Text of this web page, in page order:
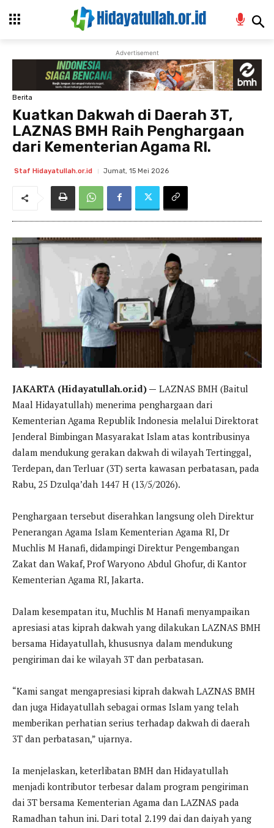
Advertisement
Berita
Kuatkan Dakwah di Daerah 3T,
LAZNAS BMH Raih Penghargaan
dari Kementerian Agama RI.
Staf Hidayatullah.or.id Jumat, 15 Mei 2026
JAKARTA (Hidayatullah.or.id) — LAZNAS BMH (Baitul
Maal Hidayatullah) menerima penghargaan dari
Kementerian Agama Republik Indonesia melalui Direktorat
Jenderal Bimbingan Masyarakat Islam atas kontribusinya
dalam mendukung gerakan dakwah di wilayah Tertinggal,
Terdepan, dan Terluar (3T) serta kawasan perbatasan, pada
Rabu, 25 Dzulqa’dah 1447 H (13/5/2026).
Penghargaan tersebut diserahkan langsung oleh Direktur
Penerangan Agama Islam Kementerian Agama RI, Dr
Muchlis M Hanafi, didampingi Direktur Pengembangan
Zakat dan Wakaf, Prof Waryono Abdul Ghofur, di Kantor
Kementerian Agama RI, Jakarta.
Dalam kesempatan itu, Muchlis M Hanafi menyampaikan
apresiasi atas kiprah dakwah yang dilakukan LAZNAS BMH
bersama Hidayatullah, khususnya dalam mendukung
pengiriman dai ke wilayah 3T dan perbatasan.
“Kami sangat mengapresiasi kiprah dakwah LAZNAS BMH
dan juga Hidayatullah sebagai ormas Islam yang telah
memberikan perhatian serius terhadap dakwah di daerah
3T dan perbatasan,” ujarnya.
Ia menjelaskan, keterlibatan BMH dan Hidayatullah
menjadi kontributor terbesar dalam program pengiriman
dai 3T bersama Kementerian Agama dan LAZNAS pada
Ramadhan tahun ini. Dari total 2.199 dai dan daiyah yang